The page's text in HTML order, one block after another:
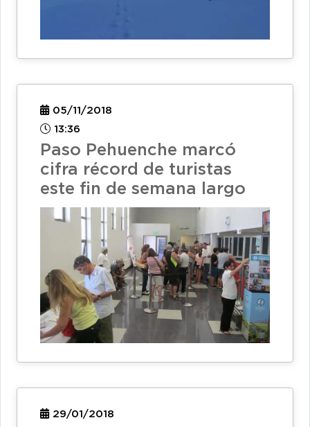
05/11/2018
13:36
Paso Pehuenche marcó
cifra récord de turistas
este fin de semana largo
29/01/2018